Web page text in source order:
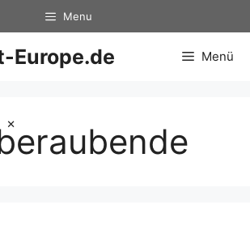
×
Menu
Europe.de Menü